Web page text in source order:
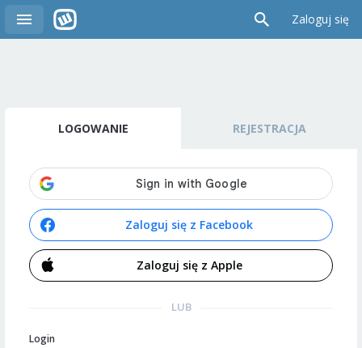
Zaloguj się
LOGOWANIE REJESTRACJA
Zaloguj się z Facebook
Zaloguj się z Apple
LUB
Login